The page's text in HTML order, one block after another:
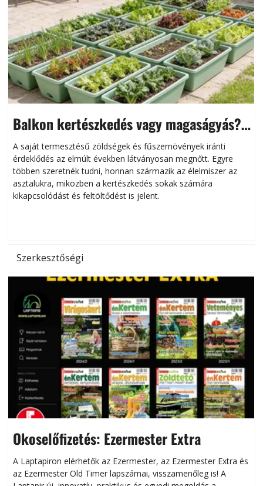
Balkon kertészkedés vagy magaságyás?
Helytakarékos kertészkedés
A saját termesztésű zöldségek és fűszernövények iránti
érdeklődés az elmúlt években látványosan megnőtt. Egyre
többen szeretnék tudni, honnan származik az élelmiszer az
asztalukra, miközben a kertészkedés sokak számára
kikapcsolódást és feltöltődést is jelent.
Szerkesztőségi
Okoselőfizetés: Ezermester Extra
A Laptapiron elérhetők az Ezermester, az Ezermester Extra és
az Ezermester Old Timer lapszámai, visszamenőleg is! A